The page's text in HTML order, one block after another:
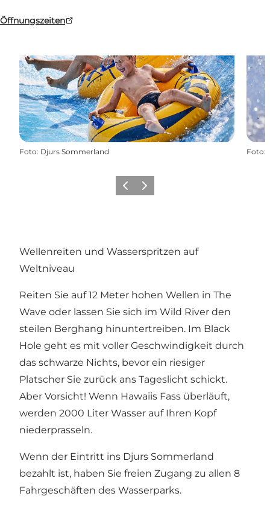
Öffnungszeiten
Foto: Djurs Sommerland Foto:
ZurückWeiter
Wellenreiten und Wasserspritzen auf
Weltniveau
Reiten Sie auf 12 Meter hohen Wellen in The
Wave oder lassen Sie sich im Wild River den
steilen Berghang hinuntertreiben. Im Black
Hole geht es mit voller Geschwindigkeit durch
das schwarze Nichts, bevor ein riesiger
Platscher Sie zurück ans Tageslicht schickt.
Aber Vorsicht! Wenn Hawaiis Fass überläuft,
werden 2000 Liter Wasser auf Ihren Kopf
niederprasseln.
Wenn der Eintritt ins Djurs Sommerland
bezahlt ist, haben Sie freien Zugang zu allen 8
Fahrgeschäften des Wasserparks.